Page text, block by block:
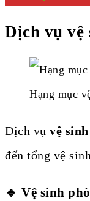
Dịch vụ vệ
Hạng mục
Dịch vụ vệ
đến tổng vệ
🔹 Vệ sinh